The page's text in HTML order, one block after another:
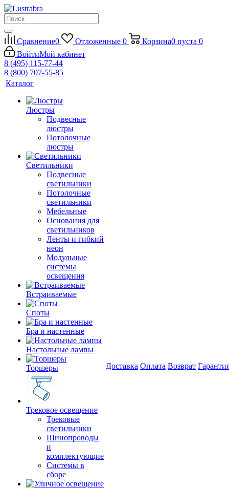
Сравнение0 Отложенные 0 Корзина0 пуста 0
ВойтиМой кабинет
8 (495) 115-77-44
8 (800) 707-55-85
Каталог
Люстры
Подвесные
люстры
Потолочные
люстры
Светильники
Подвесные
светильники
Потолочные
светильники
Мебельные
Основания для
светильников
Ленты и гибкий
неон
Модульные
системы
освещения
Встраиваемые
Споты
Бра и настенные
Настольные лампы
Торшеры
Трековое освещение
Трековые
светильники
Шинопроводы
и
комплектующие
Системы в
сборе
Доставка Оплата Возврат